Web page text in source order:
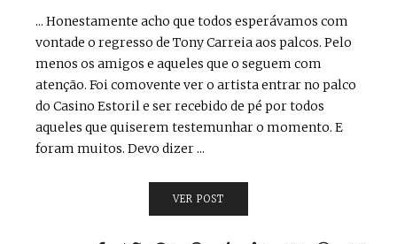
... Honestamente acho que todos esperávamos com
vontade o regresso de Tony Carreia aos palcos. Pelo
menos os amigos e aqueles que o seguem com
atenção. Foi comovente ver o artista entrar no palco
do Casino Estoril e ser recebido de pé por todos
aqueles que quiserem testemunhar o momento. E
foram muitos. Devo dizer ...
VER POST